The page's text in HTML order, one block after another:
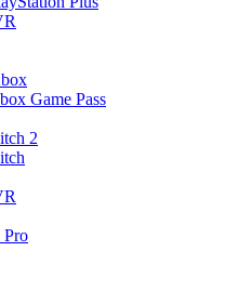
Game Pass
2
Pro